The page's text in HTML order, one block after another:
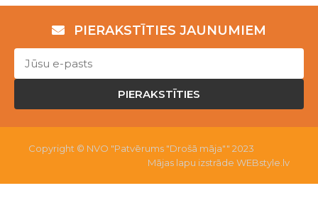
PIERAKSTĪTIES JAUNUMIEM
PIERAKSTĪTIES
Copyright © NVO "Patvērums "Drošā māja"" 2023
Mājas lapu izstrāde WEBstyle.lv